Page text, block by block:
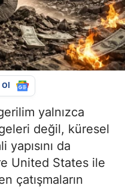
Ol
yalnızca
değil, küresel
da
United States ile
çatışmaların